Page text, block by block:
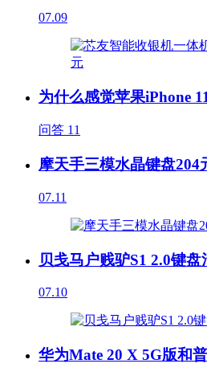
07.09
为什么感觉苹果iPhone
问答 11
摩天手三模水晶键盘204
07.11
贝戋马户贱驴S1 2.0键
07.10
华为Mate 20 X 5G版和